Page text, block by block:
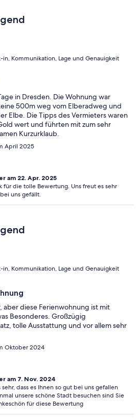
in, Kommunikation, Lage und Genauigkeit
in Dresden. Die Wohnung war
500m weg vom Elberadweg und
Elbe. Die Tipps des Vermieters waren
wert und führten mit zum sehr
Kurzurklaub.
April 2025
am 22. Apr. 2025
für die tolle Bewertung. Uns freut es sehr
uns gefällt.
in, Kommunikation, Lage und Genauigkeit
aber diese Ferienwohnung ist mit
Besonderes. Großzügig
tolle Ausstattung und vor allem sehr
Oktober 2024
am 7. Nov. 2024
dass es Ihnen so gut bei uns gefallen
unsere schöne Stadt besuchen sind Sie
für diese Bewertung